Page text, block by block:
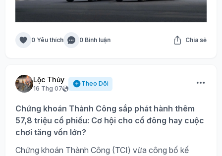
0 Yêu thích 0 Bình luận Chia sẻ
Lộc Thủy
16 Thg 07
Theo Dõi
Chứng khoán Thành Công sắp phát hành thêm
57,8 triệu cổ phiếu: Cơ hội cho cổ đông hay cuộc
chơi tăng vốn lớn?
Chứng khoán Thành Công (TCI) vừa công bố kế